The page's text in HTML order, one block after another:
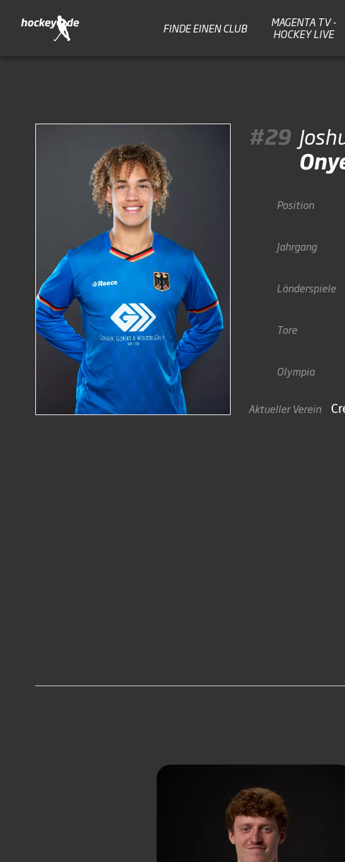
FINDE EINEN CLUB
MAGENTA TV -
HOCKEY LIVE
#29
Position
Jahrgang
Länderspiele
Tore
Olympia
Aktueller Verein